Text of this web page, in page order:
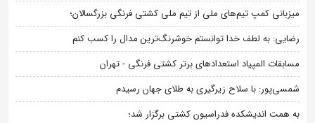
میزبانی کمپ تیم‌های ملی از تیم ملی کشتی فرنگی بزرگسالان؛
رضایی: به لطف خدا توانستم خوشرنگ‌ترین مدال را کسب کنم
مسابقات المپیاد استعدادهای برتر کشتی فرنگی - تهران
شمسی‌پور: با سلاح زیرگیری به طلای جهان رسیدم
به همت اندیشکده فدراسیون کشتی برگزار شد؛